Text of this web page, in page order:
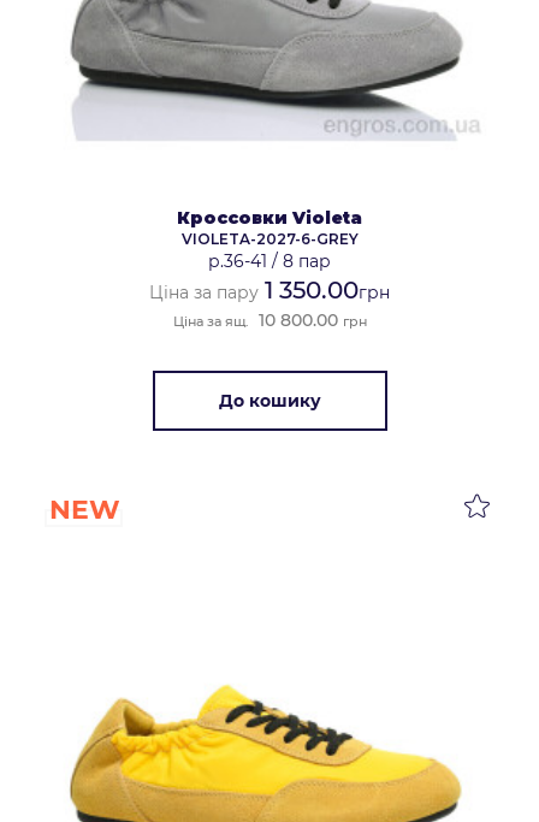
Кроссовки Violeta
VIOLETA-2027-6-GREY
р.36-41 / 8 пар
Ціна за пару 1 350.00грн
Ціна за ящ. 10 800.00 грн
До кошику
NEW